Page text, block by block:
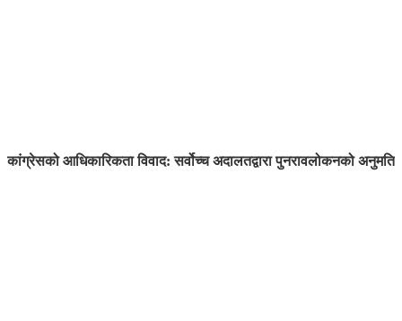
कांग्रेसको आधिकारिकता विवाद: सर्वोच्च अदालतद्वारा पुनरावलोकनको अनुमति